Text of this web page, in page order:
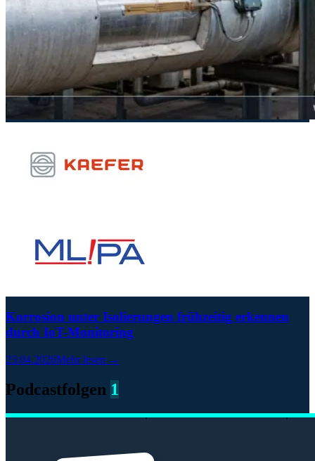
Korrosion unter Isolierungen frühzeitig erkennen
durch IoT-Monitoring
23.04.2026Mehr lesen →
Podcastfolgen 1